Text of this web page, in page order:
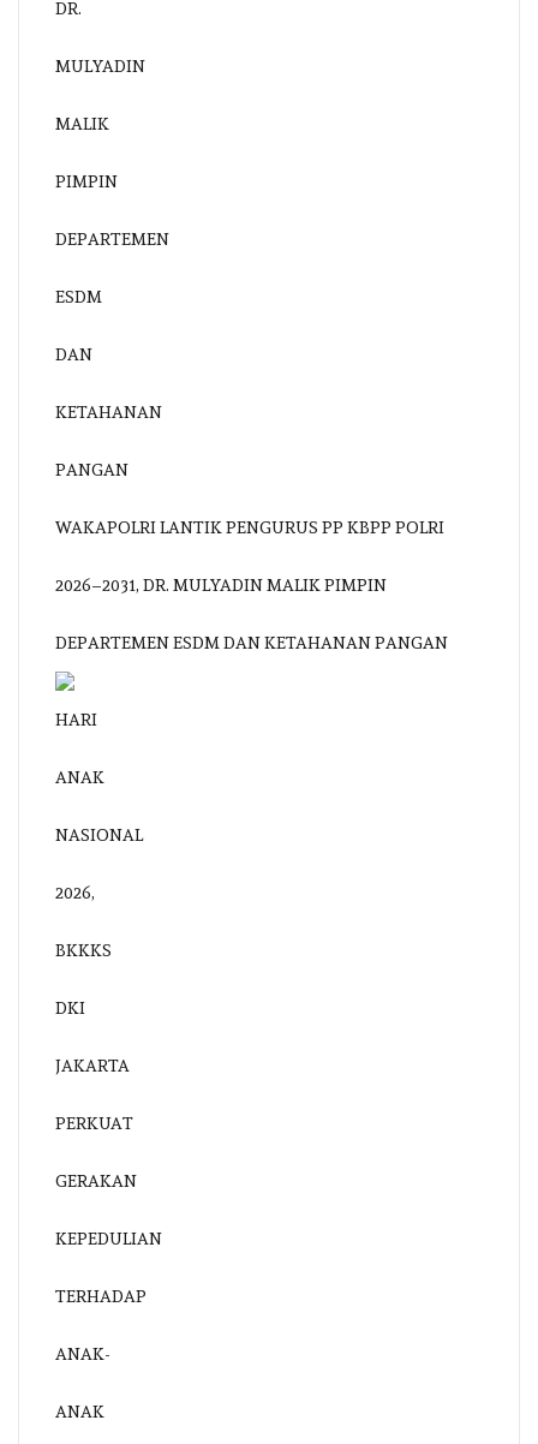
WAKAPOLRI LANTIK PENGURUS PP KBPP POLRI
2026–2031, DR. MULYADIN MALIK PIMPIN
DEPARTEMEN ESDM DAN KETAHANAN PANGAN